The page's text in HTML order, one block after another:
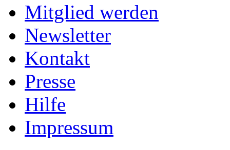
Mitglied werden
Newsletter
Kontakt
Presse
Hilfe
Impressum